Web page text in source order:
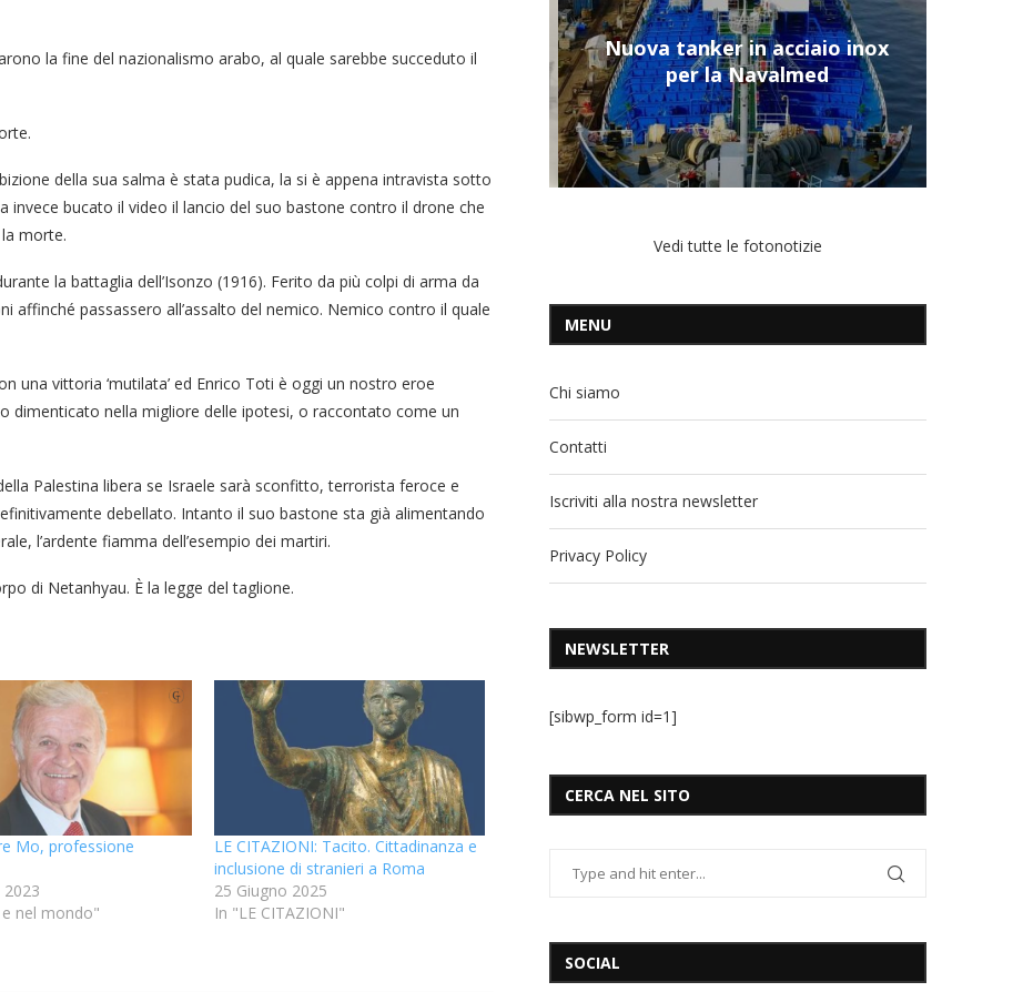
la fine del nazionalismo arabo, al quale sarebbe succeduto il
della sua salma è stata pudica, la si è appena intravista sotto
invece bucato il video il lancio del suo bastone contro il drone che
morte.
la battaglia dell’Isonzo (1916). Ferito da più colpi di arma da
passassero all’assalto del nemico. Nemico contro il quale
una vittoria ‘mutilata’ ed Enrico Toti è oggi un nostro eroe
dimenticato nella migliore delle ipotesi, o raccontato come un
Palestina libera se Israele sarà sconfitto, terrorista feroce e
debellato. Intanto il suo bastone sta già alimentando
l’ardente fiamma dell’esempio dei martiri.
di Netanhyau. È la legge del taglione.
Mo, professione
nel mondo"
LE CITAZIONI: Tacito. Cittadinanza e
inclusione di stranieri a Roma
25 Giugno 2025
In "LE CITAZIONI"
Licata celebra il ruolo del suo
Nuova tanker in acciaio inox
per la Navalmed
Una barca entra nel Fiordo di
Crapolla violando...
“Un’Ape tra le pagine”, prestito
digitale gratuito e...
“La Grazia” di Sorrentino
presentato da Milvia Marigliano
Licata celebra il ruolo del suo
Nuova tanker in acciaio inox
per la Navalmed
Vedi tutte le fotonotizie
MENU
Chi siamo
Contatti
Iscriviti alla nostra newsletter
Privacy Policy
NEWSLETTER
[sibwp_form id=1]
CERCA NEL SITO
SOCIAL